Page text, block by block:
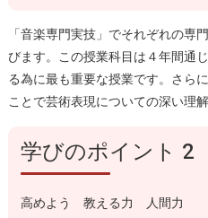
「音楽専門実技」でそれぞれの専
びます。この授業科目は４年間通
る為に最も重要な授業です。さら
ことで芸術表現についての深い理
学びのポイント 2
高めよう 教える力 人間力